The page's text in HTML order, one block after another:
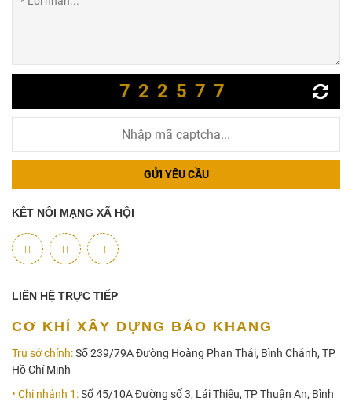
722577
GỬI YÊU CẦU
KẾT NỐI MẠNG XÃ HỘI
LIÊN HỆ TRỰC TIẾP
CƠ KHÍ XÂY DỰNG BẢO KHANG
Trụ sở chính:Số 239/79A Đường Hoàng Phan Thái, Bình Chánh, TP
Hồ Chí Minh
• Chi nhánh 1:Số 45/10A Đường số 3, Lái Thiêu, TP Thuận An, Bình